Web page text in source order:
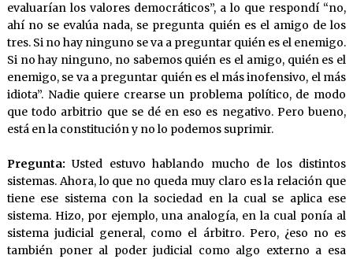
evaluarían los valores democráticos”, a lo que respondí “no,
ahí no se evalúa nada, se pregunta quién es el amigo de los
tres. Si no hay ninguno se va a preguntar quién es el enemigo.
Si no hay ninguno, no sabemos quién es el amigo, quién es el
enemigo, se va a preguntar quién es el más inofensivo, el más
idiota”. Nadie quiere crearse un problema político, de modo
que todo arbitrio que se dé en eso es negativo. Pero bueno,
está en la constitución y no lo podemos suprimir.
Pregunta: Usted estuvo hablando mucho de los distintos
sistemas. Ahora, lo que no queda muy claro es la relación que
tiene ese sistema con la sociedad en la cual se aplica ese
sistema. Hizo, por ejemplo, una analogía, en la cual ponía al
sistema judicial general, como el árbitro. Pero, ¿eso no es
también poner al poder judicial como algo externo a esa